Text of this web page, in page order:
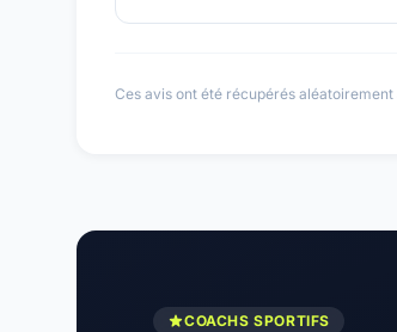
Ces avis ont été récupérés aléatoirement
COACHS SPORTIFS